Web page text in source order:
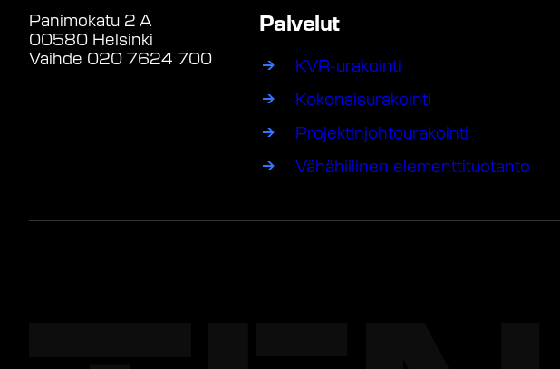
Panimokatu 2 A
00580 Helsinki
Vaihde 020 7624 700
Palvelut
KVR-urakointi
Kokonaisurakointi
Projektinjohtourakointi
Vähähiilinen elementtituotanto